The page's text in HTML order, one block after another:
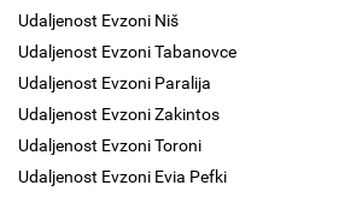
Udaljenost Evzoni Niš
Udaljenost Evzoni Tabanovce
Udaljenost Evzoni Paralija
Udaljenost Evzoni Zakintos
Udaljenost Evzoni Toroni
Udaljenost Evzoni Evia Pefki